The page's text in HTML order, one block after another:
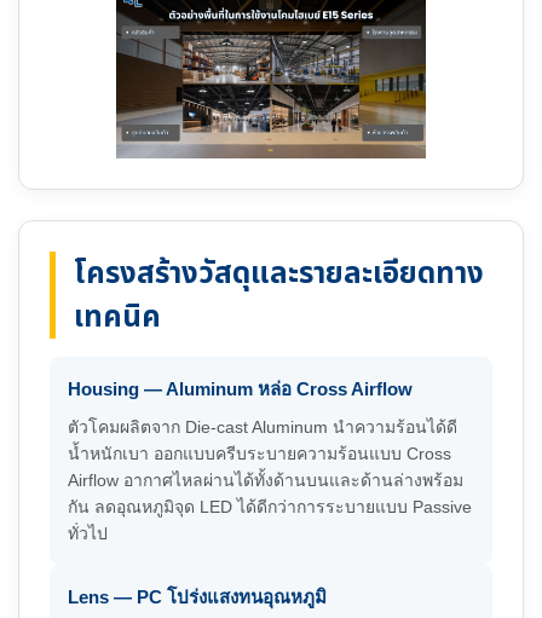
โครงสร้างวัสดุและรายละเอียดทาง
เทคนิค
Housing — Aluminum หล่อ Cross Airflow
ตัวโคมผลิตจาก Die-cast Aluminum นำความร้อนได้ดี
น้ำหนักเบา ออกแบบครีบระบายความร้อนแบบ Cross
Airflow อากาศไหลผ่านได้ทั้งด้านบนและด้านล่างพร้อม
กัน ลดอุณหภูมิจุด LED ได้ดีกว่าการระบายแบบ Passive
ทั่วไป
Lens — PC โปร่งแสงทนอุณหภูมิ